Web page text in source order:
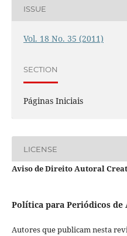
ISSUE
Vol. 18 No. 35 (2011)
SECTION
Páginas Iniciais
LICENSE
Aviso de Direito Autoral
Política para Periódicos de
Autores que publicam nesta